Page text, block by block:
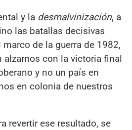
y la desmalvinización, a
las batallas decisivas
de la guerra de 1982,
alzarnos con la victoria final
y no un país en
en colonia de nuestros
revertir ese resultado, se